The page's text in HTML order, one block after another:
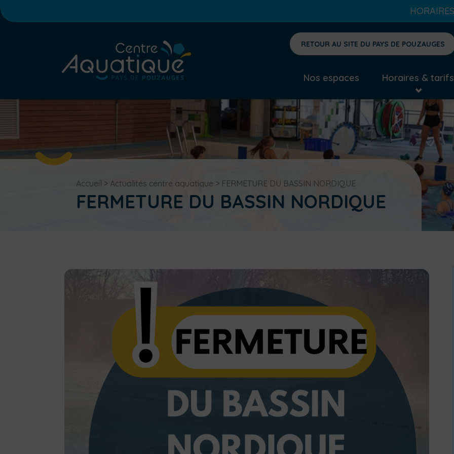
HORAIRES
RETOUR AU SITE DU PAYS DE POUZAUGES
Nos espaces Horaires & tarifs
Accueil > Actualités centre aquatique > FERMETURE DU BASSIN NORDIQUE
FERMETURE DU BASSIN NORDIQUE